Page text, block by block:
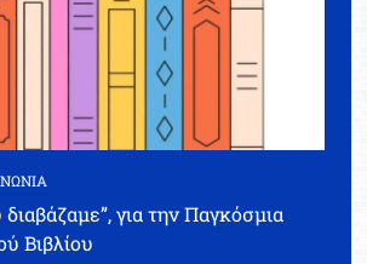
διαβάζαμε”, για την Παγκόσμια
Βιβλίου